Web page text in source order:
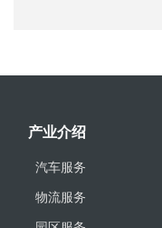
产业介绍
汽车服务
物流服务